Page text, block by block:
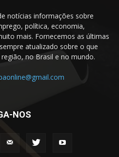
notícias informações sobre
política, economia,
mais. Fornecemos as últimas
atualizado sobre o que
no Brasil e no mundo.
NOS